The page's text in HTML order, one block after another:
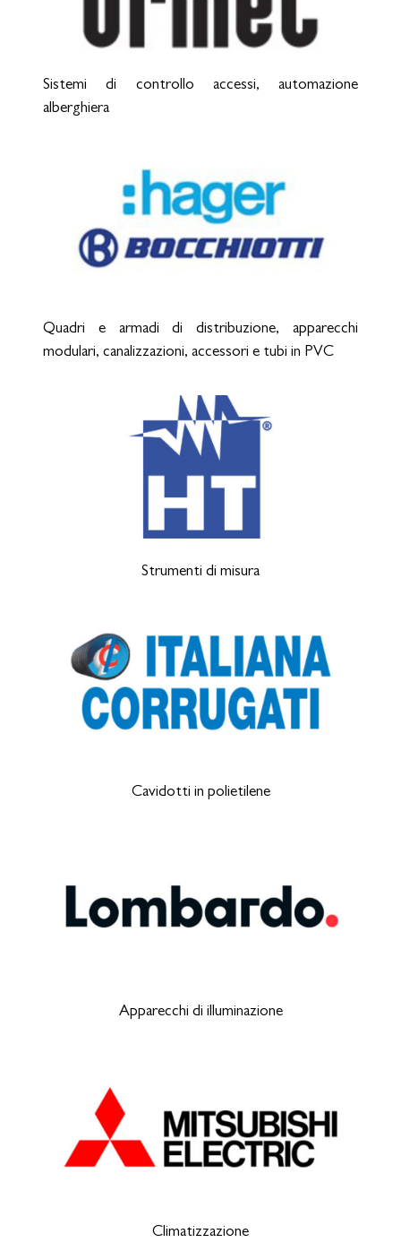
Sistemi di controllo accessi, automazione
alberghiera
Quadri e armadi di distribuzione, apparecchi
modulari, canalizzazioni, accessori e tubi in PVC
Strumenti di misura
Cavidotti in polietilene
Apparecchi di illuminazione
Climatizzazione